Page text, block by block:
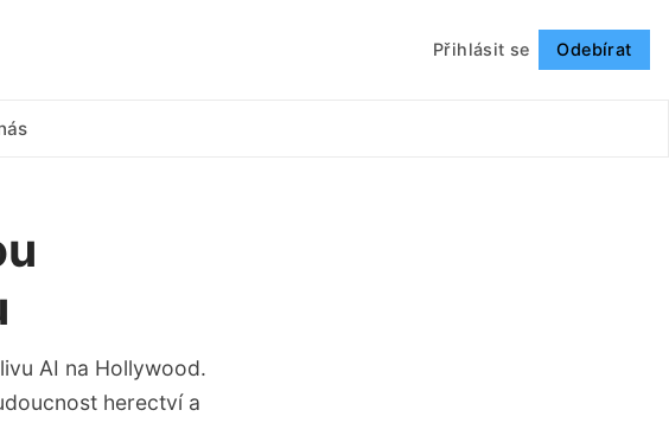
Přihlásit se Odebírat
Sledovat
AI na Hollywood.
herectví a